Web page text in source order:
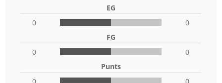
EG
0
0
FG
0
0
Punts